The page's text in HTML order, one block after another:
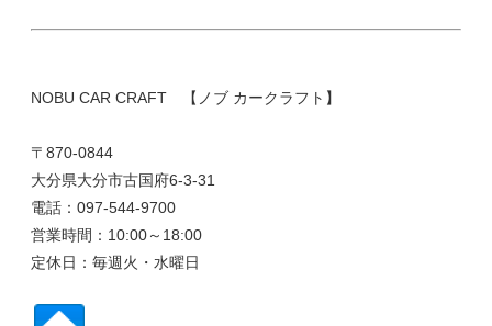
NOBU CAR CRAFT 【ノブ カークラフト】
〒870-0844
大分県大分市古国府6-3-31
電話：097-544-9700
営業時間：10:00～18:00
定休日：毎週火・水曜日